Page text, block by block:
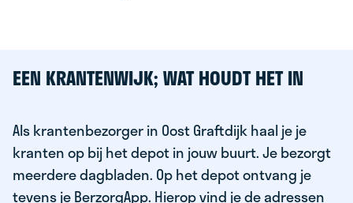
EEN KRANTENWIJK; WAT HOUDT HET IN
Als krantenbezorger in Oost Graftdijk haal je je
kranten op bij het depot in jouw buurt. Je bezorgt
meerdere dagbladen. Op het depot ontvang je
tevens je BerzorgApp. Hierop vind je de adressen